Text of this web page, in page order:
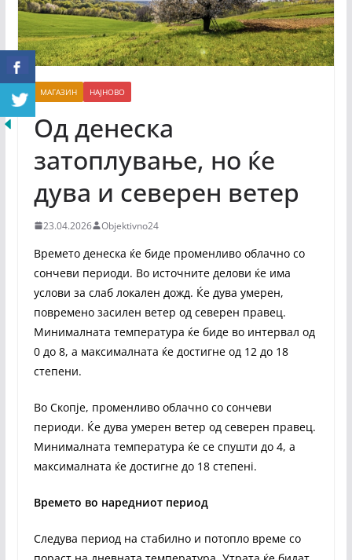
МАГАЗИН НАЈНОВО
Од денеска
затоплување, но ќе
дува и северен ветер
23.04.2026 Objektivno24
Времето денеска ќе биде променливо облачно со
сончеви периоди. Во источните делови ќе има
услови за слаб локален дожд. Ќе дува умерен,
повремено засилен ветер од северен правец.
Минималната температура ќе биде во интервал од
0 до 8, а максималната ќе достигне од 12 до 18
степени.
Во Скопје, променливо облачно со сончеви
периоди. Ќе дува умерен ветер од северен правец.
Минималната температура ќе се спушти до 4, а
максималната ќе достигне до 18 степенi.
Времето во наредниот период
Следува период на стабилно и потопло време со